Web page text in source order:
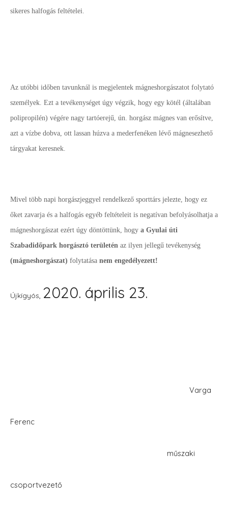
sikeres halfogás feltételei.
Az utóbbi időben tavunknál is megjelentek mágneshorgászatot folytató
személyek. Ezt a tevékenységet úgy végzik, hogy egy kötél (általában
polipropilén) végére nagy tartóerejű, ún. horgász mágnes van erősítve,
azt a vízbe dobva, ott lassan húzva a mederfenéken lévő mágnesezhető
tárgyakat keresnek.
Mivel több napi horgászjeggyel rendelkező sporttárs jelezte, hogy ez
őket zavarja és a halfogás egyéb feltételeit is negatívan befolyásolhatja a
mágneshorgászat ezért úgy döntöttünk, hogy a Gyulai úti
Szabadidőpark horgásztó területén az ilyen jellegű tevékenység
(mágneshorgászat) folytatása nem engedélyezett!
Újkígyós 2020. április 23.
Varga
Ferenc
műszaki
csoportvezető